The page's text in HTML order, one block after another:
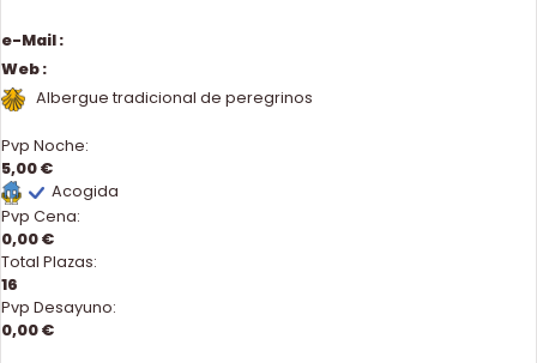
e-Mail :
Web :
Albergue tradicional de peregrinos
Pvp Noche:
5,00 €
Acogida
Pvp Cena:
0,00 €
Total Plazas:
16
Pvp Desayuno:
0,00 €